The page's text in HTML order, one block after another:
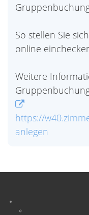
So stellen Sie
online
Weitere
https://
anlegen